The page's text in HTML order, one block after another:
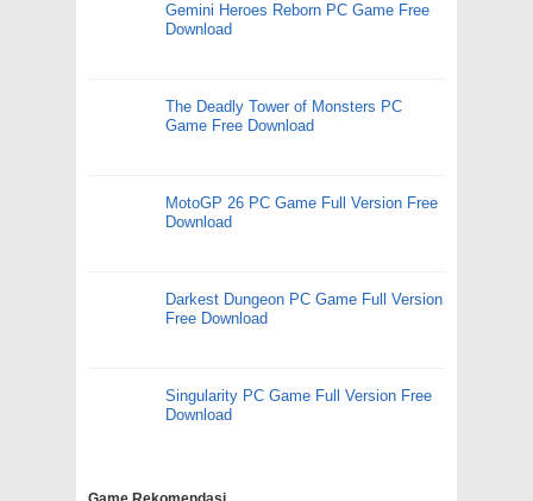
Gemini Heroes Reborn PC Game Free
Download
The Deadly Tower of Monsters PC
Game Free Download
MotoGP 26 PC Game Full Version Free
Download
Darkest Dungeon PC Game Full Version
Free Download
Singularity PC Game Full Version Free
Download